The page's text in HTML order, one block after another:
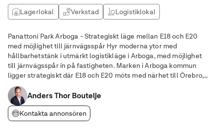
Lagerlokal Verkstad Logistiklokal
Panattoni Park Arboga - Strategiskt läge mellan E18 och E20
med möjlighet till järnvägsspår Hyr moderna ytor med
hållbarhetstänk i utmärkt logistikläge i Arboga, med möjlighet
till järnvägsspår in på fastigheten. Marken i Arboga kommun
ligger strategiskt där E18 och E20 möts med närhet till Örebro,
Västerås och Eskilstuna och 15 mil från Stockholm. På
fastigheten erbjuds både möjlighet till
Anders Thor Boutelje
Kontakta annonsören